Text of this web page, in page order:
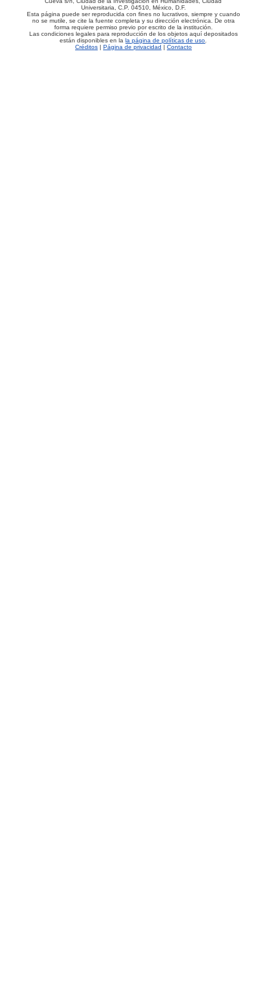
Universitaria, C.P. 04510, México, D.F.
Esta página puede ser reproducida con fines no lucrativos, siempre y cuando
no se mutile, se cite la fuente completa y su dirección electrónica. De otra
forma requiere permiso previo por escrito de la institución.
Las condiciones legales para reproducción de los objetos aquí depositados
están disponibles en lala página de políticas de uso.
Créditos| Página de privacidad | Contacto